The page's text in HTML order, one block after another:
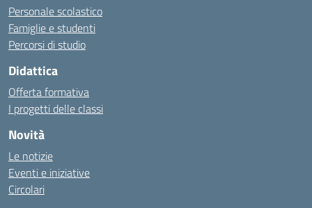
Personale scolastico
Famiglie e studenti
Percorsi di studio
Didattica
Offerta formativa
I progetti delle classi
Novità
Le notizie
Eventi e iniziative
Circolari